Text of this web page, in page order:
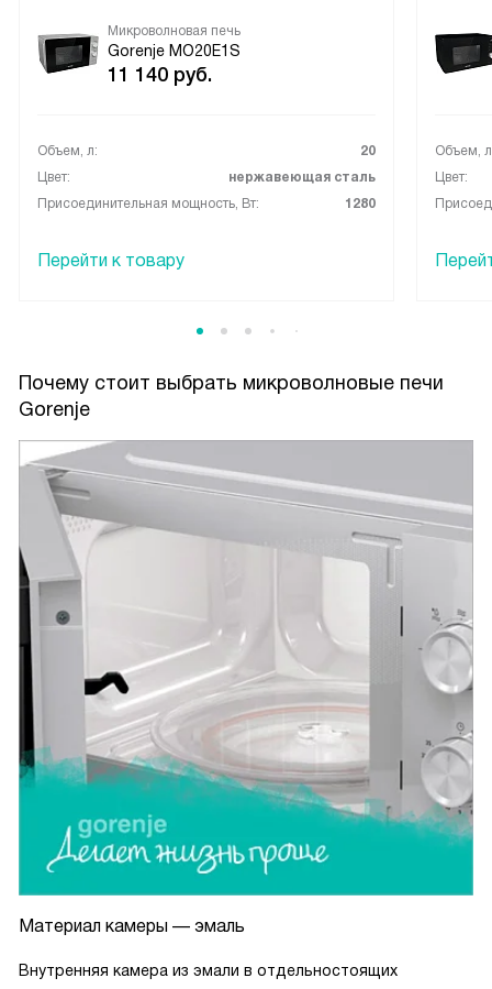
Микроволновая печь
Gorenje MO20E1S
11 140 руб.
Объем, л:
20
Цвет:
нержавеющая сталь
Присоединительная мощность, Вт:
1280
Перейти к товару
Объем,
Цвет:
Почему стоит выбрать микроволновые печи
Gorenje
Материал камеры — эмаль
Внутренняя камера из эмали в отдельностоящих